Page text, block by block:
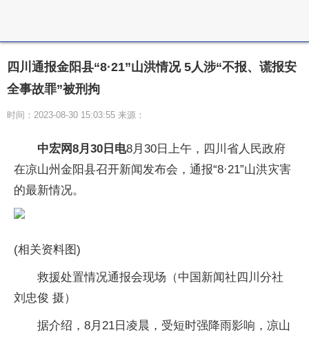
四川通报金阳县“8·21”山洪情况 5人涉“不报、谎报安
全事故罪”被刑拘
时间：2023-08-30 15:03:55 来源：
中宏网8月30日电8月30日上午，四川省人民政府
在凉山州金阳县召开新闻发布会，通报“8·21”山洪灾害
的最新情况。
(相关资料图)
救援处置情况通报会现场（中国新闻社四川分社
刘忠俊 摄）
据介绍，8月21日凌晨，受短时强降雨影响，凉山